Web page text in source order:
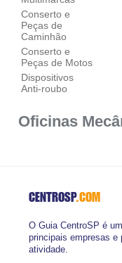
Conserto e
Peças de
Caminhão
Conserto e
Peças de Motos
Dispositivos
Anti-roubo
Oficinas
CENTROSP.COM
O Guia CentroSP é
principais empresas e
atividade.